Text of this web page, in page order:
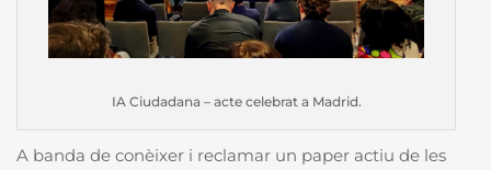
IA Ciudadana – acte celebrat a Madrid.
A banda de conèixer i reclamar un paper actiu de les